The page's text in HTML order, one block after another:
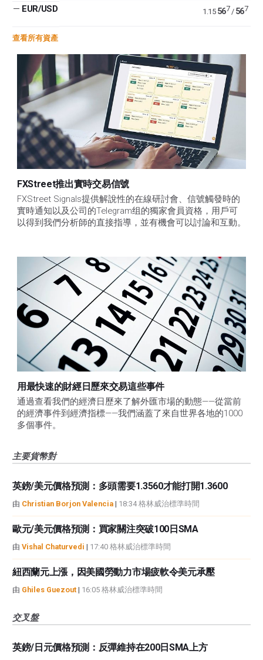
— EUR/USD 1.15 567 / 567
查看所有資產
FXStreet推出實時交易信號
FXStreet Signals提供解說性的在線研討會、信號觸發時的
實時通知以及公司的Telegram组的獨家會員資格，用戶可
以得到我們分析師的直接指導，並有機會可以討論和互動。
用最快速的財經日歷來交易這些事件
通過查看我們的經濟日歷來了解外匯市場的動態——從當前
的經濟事件到經濟指標——我們涵蓋了來自世界各地的1000
多個事件。
主要貨幣對
英鎊/美元價格預測：多頭需要1.3560才能打開1.3600
由 Christian Borjon Valencia | 18:34 格林威治標準時間
歐元/美元價格預測：買家關注突破100日SMA
由 Vishal Chaturvedi | 17:40 格林威治標準時間
紐西蘭元上漲，因美國勞動力市場疲軟令美元承壓
由 Ghiles Guezout | 16:05 格林威治標準時間
交叉盤
英鎊/日元價格預測：反彈維持在200日SMA上方